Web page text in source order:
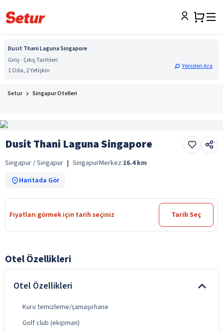
Dusit Thani Laguna Singapore
Giriş - Çıkış Tarihleri
1 Oda, 2 Yetişkin
Yeniden Ara
Setur Singapur Otelleri
Dusit Thani Laguna Singapore
Singapur / Singapur | SingapurMerkez:16.4 km
Haritada Gör
Fiyatları görmek için tarih seçiniz Tarih Seç
Otel Özellikleri
Otel Özellikleri
Kuru temizleme/çamaşırhane
Golf club (ekipman)